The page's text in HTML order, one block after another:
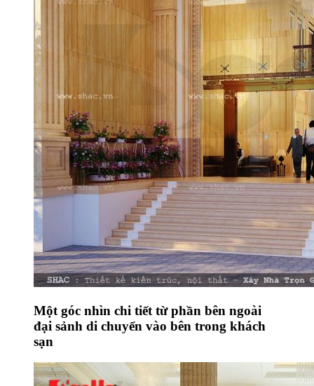
Một góc nhìn chi tiết từ phần bên ngoài
đại sảnh di chuyển vào bên trong khách
sạn